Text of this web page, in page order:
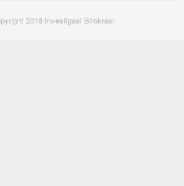
2018 Investigasi Birokrasi